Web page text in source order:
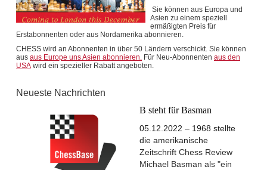
Sie können aus Europa und
Asien zu einem speziell
ermäßigten Preis für
Erstabonnenten oder aus Nordamerika abonnieren.
CHESS wird an Abonnenten in über 50 Ländern verschickt. Sie können
aus aus Europe uns Asien abonnieren. Für Neu-Abonnenten aus den
USA wird ein spezieller Rabatt angeboten.
Neueste Nachrichten
B steht für Basman
05.12.2022 – 1968 stellte
die amerikanische
Zeitschrift Chess Review
Michael Basman als "ein